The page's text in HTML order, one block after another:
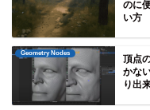
のに
い方
Geometry Nodes
頂点
かな
り出